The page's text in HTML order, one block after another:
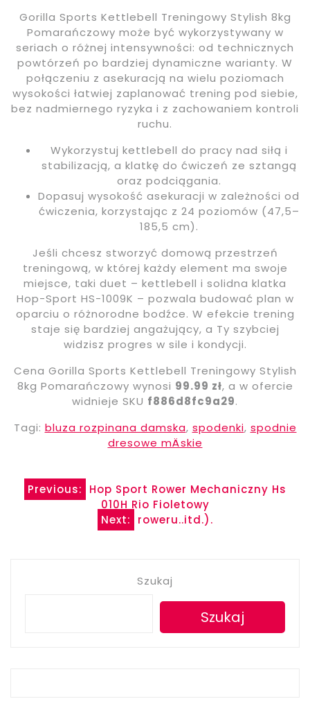
Gorilla Sports Kettlebell Treningowy Stylish 8kg
Pomarańczowy może być wykorzystywany w
seriach o różnej intensywności: od technicznych
powtórzeń po bardziej dynamiczne warianty. W
połączeniu z asekuracją na wielu poziomach
wysokości łatwiej zaplanować trening pod siebie,
bez nadmiernego ryzyka i z zachowaniem kontroli
ruchu.
Wykorzystuj kettlebell do pracy nad siłą i
stabilizacją, a klatkę do ćwiczeń ze sztangą
oraz podciągania.
Dopasuj wysokość asekuracji w zależności od
ćwiczenia, korzystając z 24 poziomów (47,5–
185,5 cm).
Jeśli chcesz stworzyć domową przestrzeń
treningową, w której każdy element ma swoje
miejsce, taki duet – kettlebell i solidna klatka
Hop-Sport HS-1009K – pozwala budować plan w
oparciu o różnorodne bodźce. W efekcie trening
staje się bardziej angażujący, a Ty szybciej
widzisz progres w sile i kondycji.
Cena Gorilla Sports Kettlebell Treningowy Stylish
8kg Pomarańczowy wynosi 99.99 zł, a w ofercie
widnieje SKU f886d8fc9a29.
Tagi: bluza rozpinana damska, spodenki, spodnie
dresowe mÄskie
Nawigacja
Previous:
Hop Sport Rower Mechaniczny Hs
010H Rio Fioletowy
Next:
roweru..itd.).
Szukaj
Szukaj